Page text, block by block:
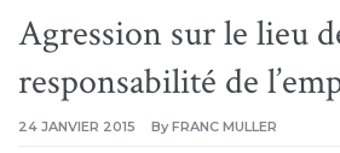
Agression sur le lieu
responsabilité de
24 JANVIER 2015 By FRANC MULLER